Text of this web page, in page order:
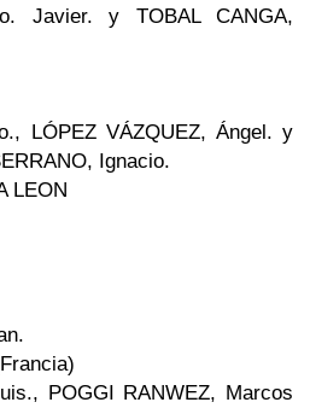
Javier. y TOBAL CANGA,
LÓPEZ VÁZQUEZ, Ángel. y
Ignacio.
LEON
POGGI RANWEZ, Marcos